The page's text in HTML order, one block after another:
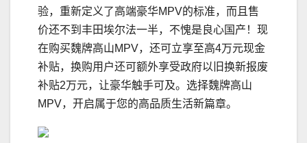
验，重新定义了高端豪华MPV的标准，而且售
价还不到丰田埃尔法一半，不愧是良心国产！现
在购买魏牌高山MPV，还可立享至高4万元现金
补贴，换购用户还可额外享受政府以旧换新报废
补贴2万元，让豪华触手可及。选择魏牌高山
MPV，开启属于您的高品质生活新篇章。